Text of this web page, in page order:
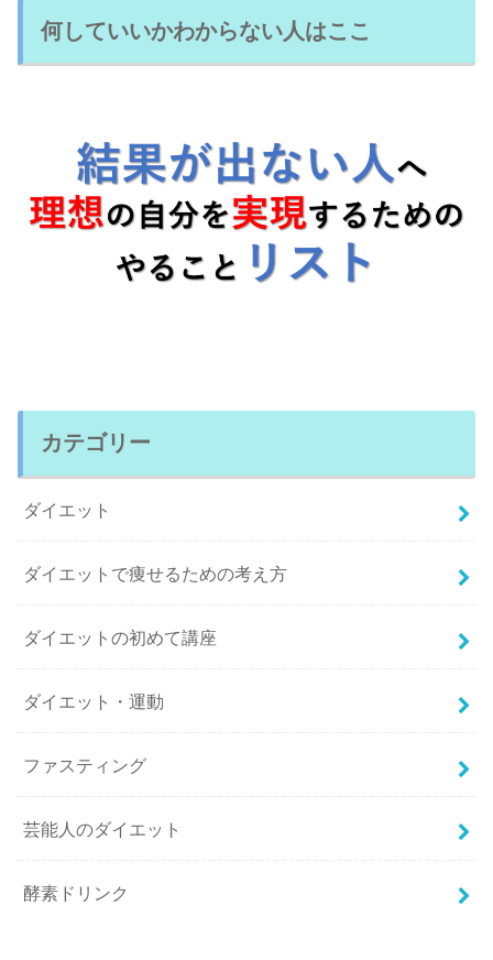
何していいかわからない人はここ
カテゴリー
ダイエット
ダイエットで痩せるための考え方
ダイエットの初めて講座
ダイエット・運動
ファスティング
芸能人のダイエット
酵素ドリンク